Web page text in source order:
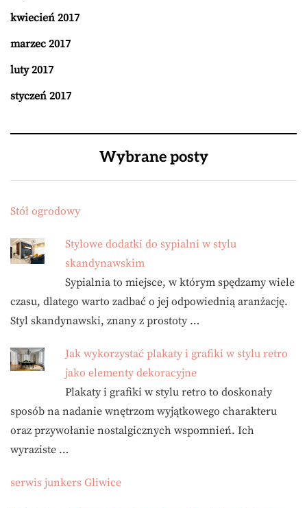
kwiecień 2017
marzec 2017
luty 2017
styczeń 2017
Wybrane posty
Stół ogrodowy
Stylowe dodatki do sypialni w stylu
skandynawskim
Sypialnia to miejsce, w którym spędzamy wiele
czasu, dlatego warto zadbać o jej odpowiednią aranżację.
Styl skandynawski, znany z prostoty …
Jak wykorzystać plakaty i grafiki w stylu retro
jako elementy dekoracyjne
Plakaty i grafiki w stylu retro to doskonały
sposób na nadanie wnętrzom wyjątkowego charakteru
oraz przywołanie nostalgicznych wspomnień. Ich
wyraziste …
serwis junkers Gliwice